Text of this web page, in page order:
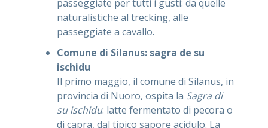
passeggiate per tutti i gusti: da quelle
naturalistiche al trecking, alle
passeggiate a cavallo.
Comune di Silanus: sagra de su
ischidu
Il primo maggio, il comune di Silanus, in
provincia di Nuoro, ospita la Sagra di
su ischidu: latte fermentato di pecora o
di capra, dal tipico sapore acidulo. La